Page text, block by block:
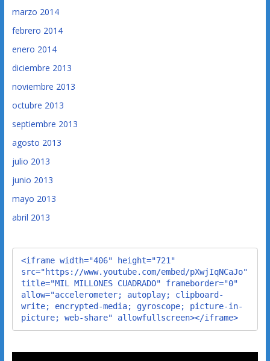
marzo 2014
febrero 2014
enero 2014
diciembre 2013
noviembre 2013
octubre 2013
septiembre 2013
agosto 2013
julio 2013
junio 2013
mayo 2013
abril 2013
<iframe width="406" height="721"
src="https://www.youtube.com/embed/pXwjIqNCaJo"
title="MIL MILLONES CUADRADO" frameborder="0"
allow="accelerometer; autoplay; clipboard-
write; encrypted-media; gyroscope; picture-in-
picture; web-share" allowfullscreen></iframe>